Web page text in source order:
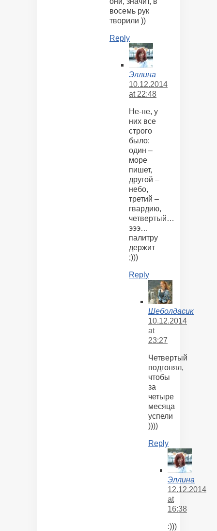
восемь рук
творили ))
Reply
Эллина
10.12.2014
at 22:48
Не-не, у
них все
строго
было:
один –
море
пишет,
другой –
небо,
третий –
гвардию,
четвертый…
эээ…
палитру
держит
;)))
Reply
Шеболдасик
10.12.2014
at
23:27
Четвертый
подгонял,
чтобы
за
четыре
месяца
успели
))))
Reply
Эллина
12.12.2014
at
16:38
:)))